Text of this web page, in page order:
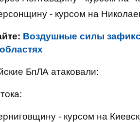
- курсом на
Воздушные силы
БпЛА атаковали:
- курсом на